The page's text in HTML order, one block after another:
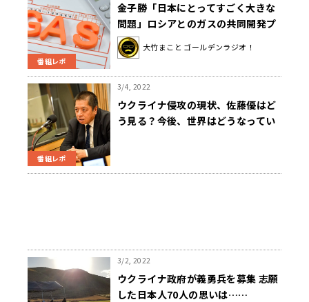
番組レポ
金子勝「日本にとってすごく大きな
問題」ロシアとのガスの共同開発プ
ロジェクトサハリン１・２とは？
大竹まこと ゴールデンラジオ！
番組レポ
3/4, 2022
ウクライナ侵攻の現状、佐藤優はど
う見る？今後、世界はどうなってい
3/2, 2022
ウクライナ政府が義勇兵を募集 志願
した日本人70人の思いは……